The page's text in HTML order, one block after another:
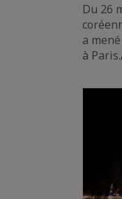
Du 26
a
à